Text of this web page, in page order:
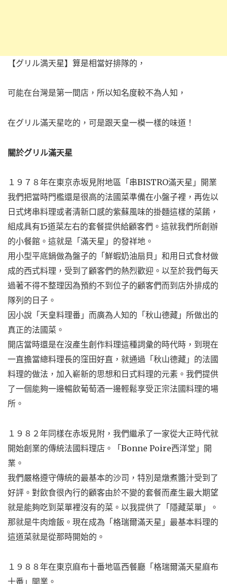
【グリル満天星】算是相當好排隊的，
可能在台灣是第一間店，所以知名度較不為人知，
在グリル滿天星吃的，可是跟天皇一模一樣的味道！
關於グリル滿天星
１９７８年在東京赤坂見附地區「串BISTRO滿天星」開業
我們把當時門檻還是很高的法國菜準備在小盤子裡，再佐以
日式烤串料理或者清新口感的紫蘇風味的掛麵這樣的菜餚，
組成具有15道菜左右的套餐提供給顧客們。這就我們所創辦
的小餐館。這就是「滿天星」的發祥地。
用小型平底鍋做為盤子的「鮮蝦奶油扇貝」和用日式食材做
成的西式料理，受到了顧客們的熱烈歡迎。以至於我們每天
過著不得不整理因為預約不到位子的顧客們而到店外排成的
隊列的日子。
因小說「天皇料理番」而廣為人知的「秋山德藏」所做出的
真正的法國菜。
開店當時還是在沒產生創作料理這種詞彙的時代時，到現在
一直擔當總料理長的窪田好直，就通過「秋山德藏」的法國
料理的做法，加入嶄新的思想和日式料理的元素。我們提供
了一個能夠一邊暢飲葡萄酒一邊輕鬆享受正宗法國料理的場
所。
１９８２年同樣在赤坂見附，我們繼承了一家從大正時代就
開始創業的傳統法國料理店。「Bonne Poire西洋堂」開
業。
我們嚴格遵守傳統的最基本的沙司，特別是燉煮醬汁受到了
好評。對飲食很內行的顧客由於不變的套餐而產生最大期望
就是能夠吃到菜單裡沒有的菜。以我提供了「隱藏菜單」。
那就是牛肉燴飯。現在成為「格瑞爾滿天星」最基本料理的
這道菜就是從那時開始的。
１９８８年在東京麻布十番地區西餐廳「格瑞爾滿天星麻布
十番」開業。